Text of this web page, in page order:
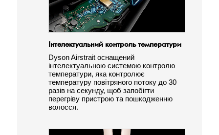
Інтелектуальний контроль температури
Dyson Airstrait оснащений
інтелектуальною системою контролю
температури, яка контролює
температуру повітряного потоку до 30
разів на секунду, щоб запобігти
перегріву пристрою та пошкодженню
волосся.